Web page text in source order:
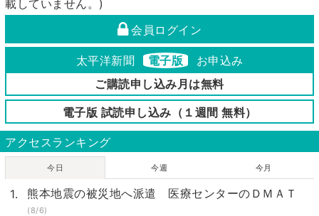
載していません。)
会員ログイン
太平洋新聞 電子版
お申込み
ご購読申し込み月は無料
電子版 試読申し込み（１週間 無料）
アクセスランキング
今日 今週 今月
熊本地震の被災地へ派遣 医療センターのＤＭＡＴ
(8/6)